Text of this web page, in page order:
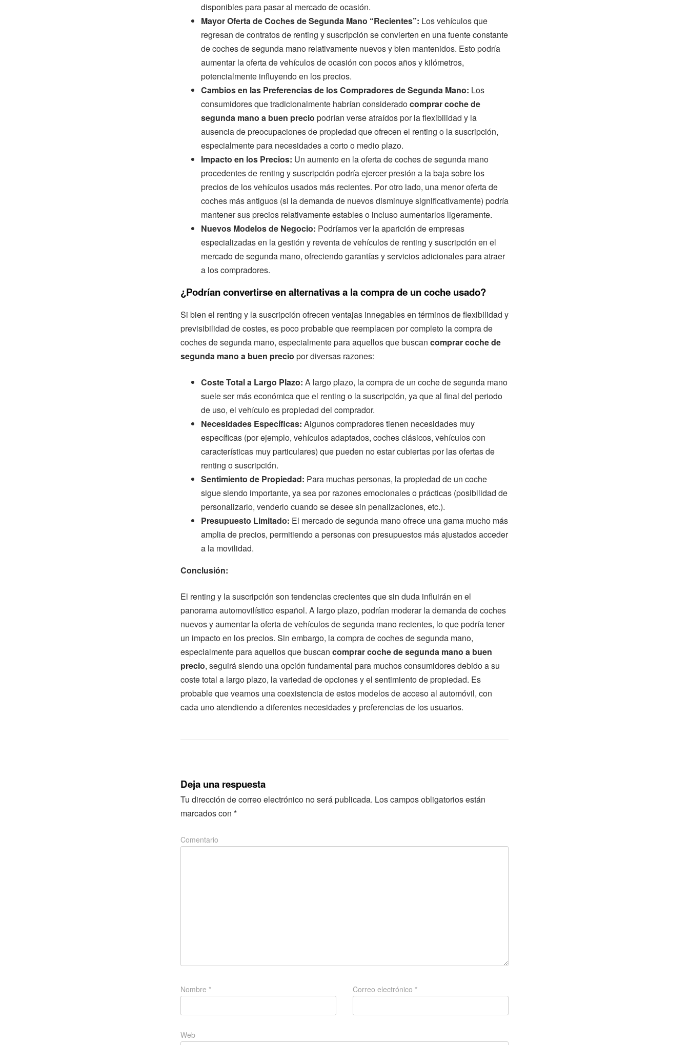
disponibles para pasar al mercado de ocasión.
Mayor Oferta de Coches de Segunda Mano “Recientes”: Los vehículos que
regresan de contratos de renting y suscripción se convierten en una fuente constante
de coches de segunda mano relativamente nuevos y bien mantenidos. Esto podría
aumentar la oferta de vehículos de ocasión con pocos años y kilómetros,
potencialmente influyendo en los precios.
Cambios en las Preferencias de los Compradores de Segunda Mano: Los
consumidores que tradicionalmente habrían consideradocomprar coche de
segunda mano a buen precio podrían verse atraídos por la flexibilidad y la
ausencia de preocupaciones de propiedad que ofrecen el renting o la suscripción,
especialmente para necesidades a corto o medio plazo.
Impacto en los Precios: Un aumento en la oferta de coches de segunda mano
procedentes de renting y suscripción podría ejercer presión a la baja sobre los
precios de los vehículos usados más recientes. Por otro lado, una menor oferta de
coches más antiguos (si la demanda de nuevos disminuye significativamente) podría
mantener sus precios relativamente estables o incluso aumentarlos ligeramente.
Nuevos Modelos de Negocio: Podríamos ver la aparición de empresas
especializadas en la gestión y reventa de vehículos de renting y suscripción en el
mercado de segunda mano, ofreciendo garantías y servicios adicionales para atraer
a los compradores.
¿Podrían convertirse en alternativas a la compra de un coche usado?
Si bien el renting y la suscripción ofrecen ventajas innegables en términos de flexibilidad y
previsibilidad de costes, es poco probable que reemplacen por completo la compra de
coches de segunda mano, especialmente para aquellos que buscan comprar coche de
segunda mano a buen precio por diversas razones:
Coste Total a Largo Plazo: A largo plazo, la compra de un coche de segunda mano
suele ser más económica que el renting o la suscripción, ya que al final del periodo
de uso, el vehículo es propiedad del comprador.
Necesidades Específicas: Algunos compradores tienen necesidades muy
específicas (por ejemplo, vehículos adaptados, coches clásicos, vehículos con
características muy particulares) que pueden no estar cubiertas por las ofertas de
renting o suscripción.
Sentimiento de Propiedad: Para muchas personas, la propiedad de un coche
sigue siendo importante, ya sea por razones emocionales o prácticas (posibilidad de
personalizarlo, venderlo cuando se desee sin penalizaciones, etc.).
Presupuesto Limitado: El mercado de segunda mano ofrece una gama mucho más
amplia de precios, permitiendo a personas con presupuestos más ajustados acceder
a la movilidad.
Conclusión:
El renting y la suscripción son tendencias crecientes que sin duda influirán en el
panorama automovilístico español. A largo plazo, podrían moderar la demanda de coches
nuevos y aumentar la oferta de vehículos de segunda mano recientes, lo que podría tener
un impacto en los precios. Sin embargo, la compra de coches de segunda mano,
especialmente para aquellos que buscan comprar coche de segunda mano a buen
precio, seguirá siendo una opción fundamental para muchos consumidores debido a su
coste total a largo plazo, la variedad de opciones y el sentimiento de propiedad. Es
probable que veamos una coexistencia de estos modelos de acceso al automóvil, con
cada uno atendiendo a diferentes necesidades y preferencias de los usuarios.
Deja una respuesta
Tu dirección de correo electrónico no será publicada. Los campos obligatorios están
marcados con *
Comentario
Nombre * Correo electrónico *
Web